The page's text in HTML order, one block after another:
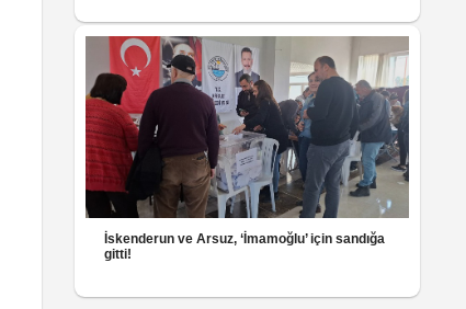
İskenderun ve Arsuz, ‘İmamoğlu’ için sandığa
gitti!